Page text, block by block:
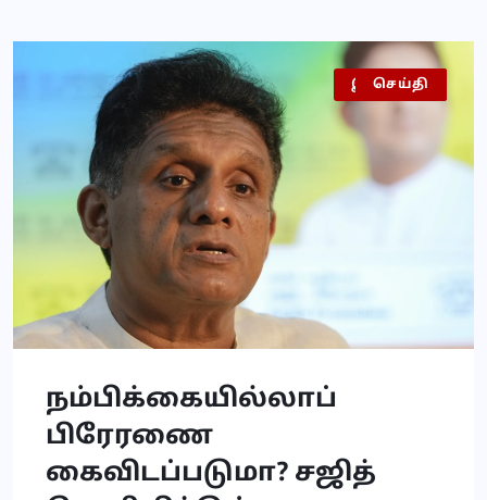
அரசியல்
இலங்கை
செய்தி
நம்பிக்கையில்லாப்
பிரேரணை
கைவிடப்படுமா? சஜித்